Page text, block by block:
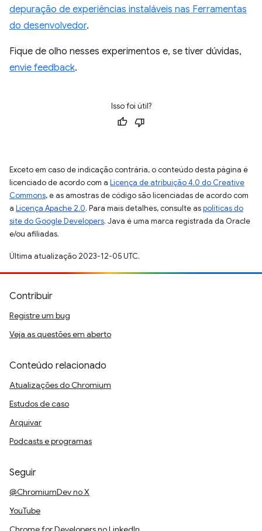
depuração de experiências instaláveis nas Ferramentas
do desenvolvedor.
Fique de olho nesses experimentos e, se tiver dúvidas,
envie feedback.
Isso foi útil?
Exceto em caso de indicação contrária, o conteúdo desta página é
licenciado de acordo com a Licença de atribuição 4.0 do Creative
Commons, e as amostras de código são licenciadas de acordo com
a Licença Apache 2.0. Para mais detalhes, consulte aspolíticas do
site do Google Developers. Java é uma marca registrada da Oracle
e/ou afiliadas.
Última atualização 2023-12-05 UTC.
Contribuir
Registre um bug
Veja as questões em aberto
Conteúdo relacionado
Atualizações do Chromium
Estudos de caso
Arquivar
Podcasts e programas
Seguir
@ChromiumDev no X
YouTube